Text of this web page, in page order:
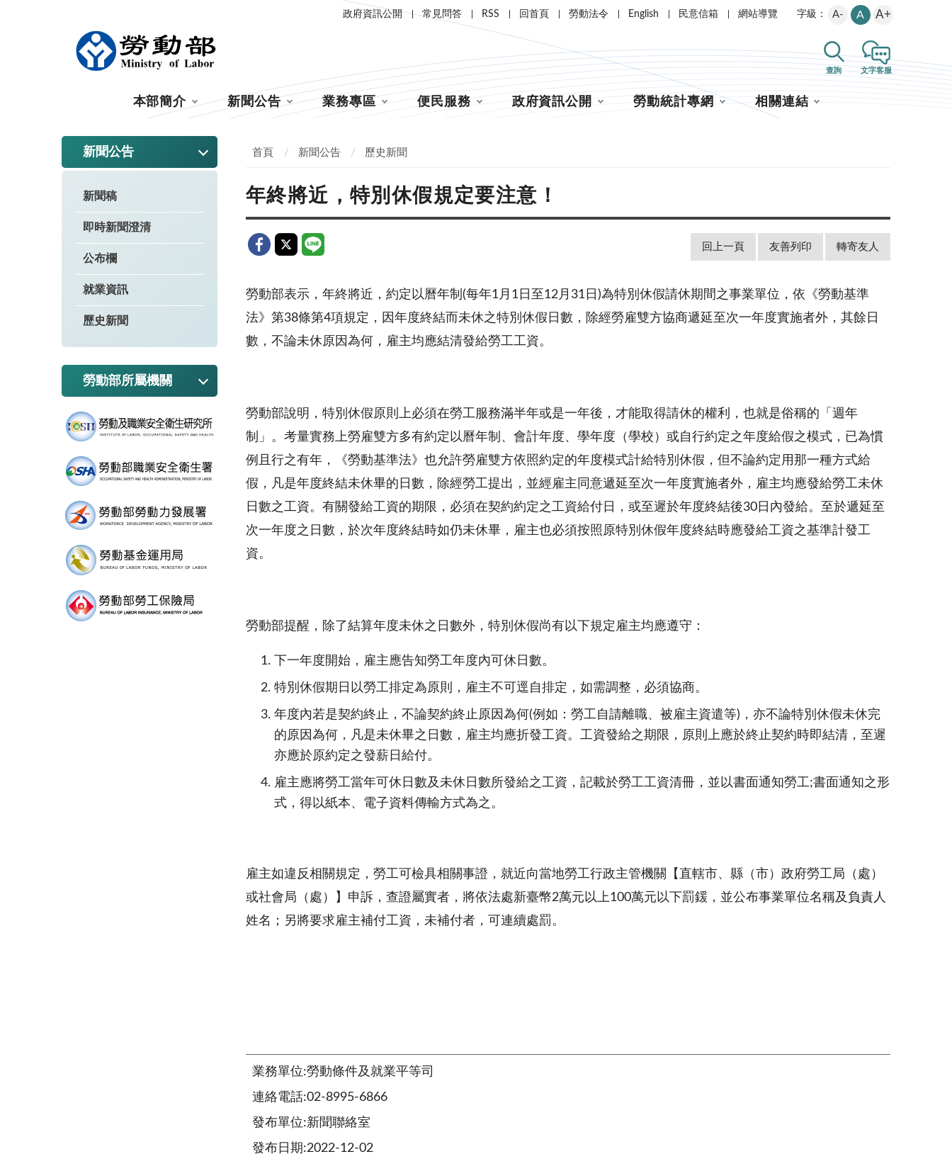
政府資訊公開 常見問答 RSS 回首頁 勞動法令 English 民意信箱 網站導覽 字級： A- A A+
查詢 文字客服
本部簡介 新聞公告 業務專區 便民服務 政府資訊公開 勞動統計專網 相關連結
新聞公告
新聞稿
即時新聞澄清
公布欄
就業資訊
歷史新聞
勞動部所屬機關
首頁 新聞公告 歷史新聞
年終將近，特別休假規定要注意！
回上一頁 友善列印 轉寄友人
勞動部表示，年終將近，約定以曆年制(每年1月1日至12月31日)為特別休假請休期間之事業單位，依《勞動基準
法》第38條第4項規定，因年度終結而未休之特別休假日數，除經勞雇雙方協商遞延至次一年度實施者外，其餘日
數，不論未休原因為何，雇主均應結清發給勞工工資。
勞動部說明，特別休假原則上必須在勞工服務滿半年或是一年後，才能取得請休的權利，也就是俗稱的「週年
制」。考量實務上勞雇雙方多有約定以曆年制、會計年度、學年度（學校）或自行約定之年度給假之模式，已為慣
例且行之有年，《勞動基準法》也允許勞雇雙方依照約定的年度模式計給特別休假，但不論約定用那一種方式給
假，凡是年度終結未休畢的日數，除經勞工提出，並經雇主同意遞延至次一年度實施者外，雇主均應發給勞工未休
日數之工資。有關發給工資的期限，必須在契約約定之工資給付日，或至遲於年度終結後30日內發給。至於遞延至
次一年度之日數，於次年度終結時如仍未休畢，雇主也必須按照原特別休假年度終結時應發給工資之基準計發工
資。
勞動部提醒，除了結算年度未休之日數外，特別休假尚有以下規定雇主均應遵守：
下一年度開始，雇主應告知勞工年度內可休日數。
特別休假期日以勞工排定為原則，雇主不可逕自排定，如需調整，必須協商。
年度內若是契約終止，不論契約終止原因為何(例如：勞工自請離職、被雇主資遣等)，亦不論特別休假未休完
的原因為何，凡是未休畢之日數，雇主均應折發工資。工資發給之期限，原則上應於終止契約時即結清，至遲
亦應於原約定之發薪日給付。
雇主應將勞工當年可休日數及未休日數所發給之工資，記載於勞工工資清冊，並以書面通知勞工;書面通知之形
式，得以紙本、電子資料傳輸方式為之。
雇主如違反相關規定，勞工可檢具相關事證，就近向當地勞工行政主管機關【直轄市、縣（市）政府勞工局（處）
或社會局（處）】申訴，查證屬實者，將依法處新臺幣2萬元以上100萬元以下罰鍰，並公布事業單位名稱及負責人
姓名；另將要求雇主補付工資，未補付者，可連續處罰。
業務單位:勞動條件及就業平等司
連絡電話:02-8995-6866
發布單位:新聞聯絡室
發布日期:2022-12-02